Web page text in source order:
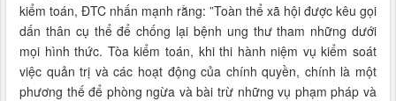
kiểm toán, ĐTC nhấn mạnh rằng: ”Toàn thể xã hội được kêu gọi
dấn thân cụ thể để chống lại bệnh ung thư tham những dưới
mọi hình thức. Tòa kiểm toán, khi thi hành niệm vụ kiểm soát
việc quản trị và các hoạt động của chính quyền, chính là một
phương thế để phòng ngừa và bài trừ những vụ phạm pháp và